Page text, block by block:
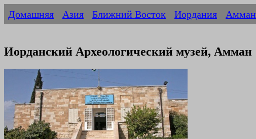
Домашняя Азия Ближний Восток Иордания Амман
Иорданский Археологический музей, Амман